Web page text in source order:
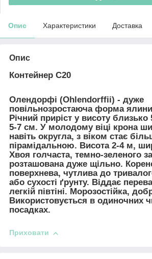
Опис Характеристики Доставка
Опис
Контейнер С20
Олендорфі (Ohlendorffii) - дуже
повільнозростаюча форма ялини
Річний приріст у висоту
5-7 см. У молодому віці крона
навіть округла, з віком стає
пірамідальною. Висота 2-4 м,
Хвоя голчаста, темно-зеленого
розташована дуже щільно.
поверхнева, чутлива до
або сухості ґрунту. Віддає
легкій півтіні. Морозостійка,
Використовується в одиночних
посадках.
Приховати